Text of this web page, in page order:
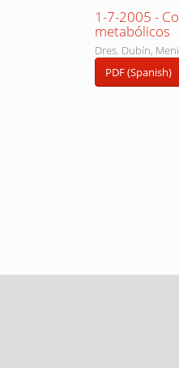
1-7-2005 -
metabólicos
Dres. Dubín,
PDF (Spanish)